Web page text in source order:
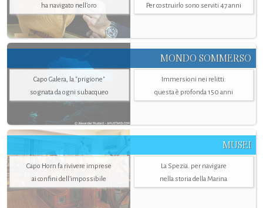
ha navigato nell’oro
Per costruirlo sono serviti 47 anni
MONDO SOMMERSO
Capo Galera, la "prigione"
sognata da ogni subacqueo
Immersioni nei relitti:
questa è profonda 150 anni
MUSEI
Capo Horn fa rivivere imprese
ai confini dell’impossibile
La Spezia. per navigare
nella storia della Marina